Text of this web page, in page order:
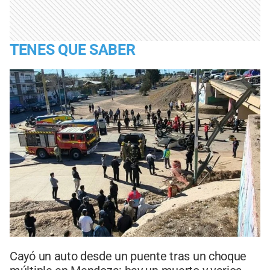
TENES QUE SABER
Cayó un auto desde un puente tras un choque